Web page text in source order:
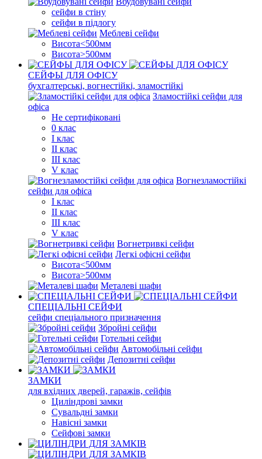
сейфи в стіну
сейфи в підлогу
Меблеві сейфи
Висота<500мм
Висота>500мм
СЕЙФЫ ДЛЯ ОФІСУ
бухгалтерські, вогнестійкі, зламостійкі
Зламостійкі сейфи для
офіса
Не сертифіковані
0 клас
I клас
II клас
III клас
V клас
Вогнезламостійкі
сейфи для офіса
I клас
II клас
III клас
V клас
Вогнетривкі сейфи
Легкі офісні сейфи
Висота<500мм
Висота>500мм
Металеві шафи
СПЕЦІАЛЬНІ СЕЙФИ
сейфи спеціального призначення
Збройні сейфи
Готельні сейфи
Автомобільні сейфи
Депозитні сейфи
ЗАМКИ
для вхідних дверей, гаражів, сейфів
Циліндрові замки
Сувальдні замки
Навісні замки
Сейфові замки